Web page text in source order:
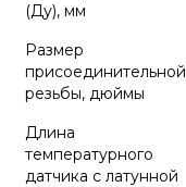
(Ду), мм
Размер
присоединительной
резьбы, дюймы
Длина
температурного
датчика с латунной